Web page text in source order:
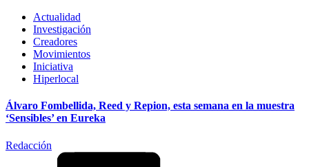
Actualidad
Investigación
Creadores
Movimientos
Iniciativa
Hiperlocal
Álvaro Fombellida, Reed y Repion, esta semana en la muestra
‘Sensibles’ en Eureka
Redacción